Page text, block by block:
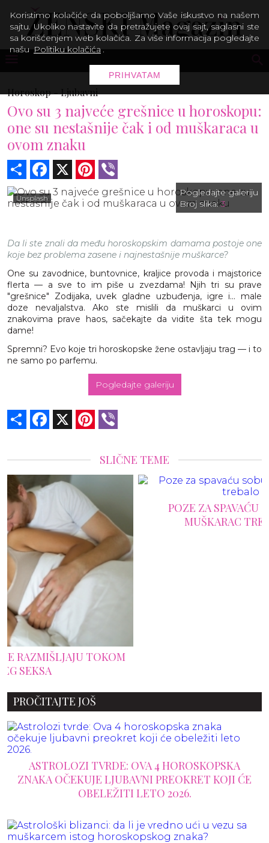
Horoskop -Ljubavni
Ovo su 3 najveće grešnice u horoskopu:
one su nestašnije čak i od muškaraca u
ovom znaku
Share Facebook Pinterest
Unsplash
Pogledajte galeriju
Broj slika:3
Da li ste znali da među horoskopskim damama postoje one
koje bez problema zasene i najnestašnije muškarce?
One su zavodnice, buntovnice, kraljice provoda i majstorice
flerta — a sve to im piše u zvezdama! Njih tri su prave
"grešnice" Zodijaka, uvek gladne uzbuđenja, igre i... male
doze nevaljalstva. Ako ste mislili da muškarci u ovim
znakovima prave haos, sačekajte da vidite šta tek mogu
dame!
Spremni? Evo koje tri horoskopske žene ostavljaju trag — i to
ne samo po parfemu.
Pogledajte galeriju
Share Facebook Pinterest
SLIČNE TEME
POZE ZA SPAVAĆU SOBU KOJE BI SVAKI
MUŠKARAC TREBALO DA PROBA
PROČITAJTE JOŠ
ASTROLOZI TVRDE: OVA 4 HOROSKOPSKA
ZNAKA OČEKUJE LJUBAVNI PREOKRET KOJI ĆE
OBELEŽITI LETO 2026.
Koristimo kolačiće da poboljšamo Vaše iskustvo na našem
sajtu. Ukoliko nastavite da pretražujete ovaj sajt, saglasni ste
sa korišćenjem web kolačića. Za više informacija pogledajte
našu Politiku kolačića .
PRIHVATAM